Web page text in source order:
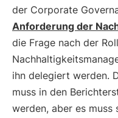
der Corporate
Anforderung der
die Frage nach der
ihn delegiert werden.
muss in den
werden, aber es muss